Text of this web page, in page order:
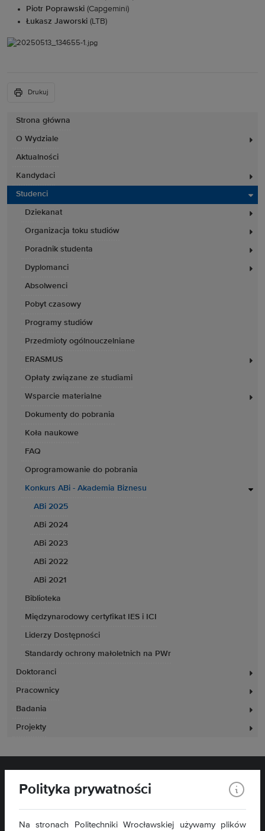
Strona główna
O Wydziale
Aktualności
Kandydaci
Studenci
Dziekanat
Organizacja toku studiów
Poradnik studenta
Dyplomanci
Absolwenci
Pobyt czasowy
Programy studiów
Przedmioty ogólnouczelniane
ERASMUS
Opłaty związane ze studiami
Wsparcie materialne
Dokumenty do pobrania
Koła naukowe
FAQ
Oprogramowanie do pobrania
Konkurs ABi - Akademia Biznesu
ABi 2025
ABi 2024
ABi 2023
ABi 2022
ABi 2021
Biblioteka
Międzynarodowy certyfikat IES i ICI
Liderzy Dostępności
Standardy ochrony małoletnich na PWr
Doktoranci
Pracownicy
Badania
Projekty
Piotr Poprawski (Capgemini)
Łukasz Jaworski (LTB)
Drukuj
Polityka prywatności
Na stronach Politechniki Wrocławskiej używamy plików